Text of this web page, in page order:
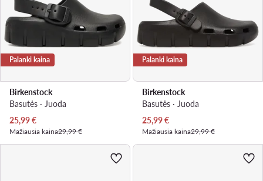
Palanki kaina
Birkenstock
Basutės · Juoda
Dabartinė kaina
25,99€
Mažiausia kaina29,99 €
Palanki kaina
Birkenstock
Basutės · Juoda
Dabartinė kaina
25,99€
Mažiausia kaina29,99 €